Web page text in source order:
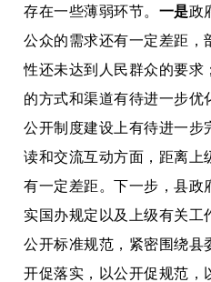
存在一些薄弱环节。 一是政
公众的需求还有一定差距，
性还未达到人民群众的要求；
的方式和渠道有待进一步优
公开制度建设上有待进一步
读和交流互动方面，距离上
有一定差距。下一步，县政
实国办规定以及上级有关工
公开标准规范，紧密围绕县
开促落实，以公开促规范，